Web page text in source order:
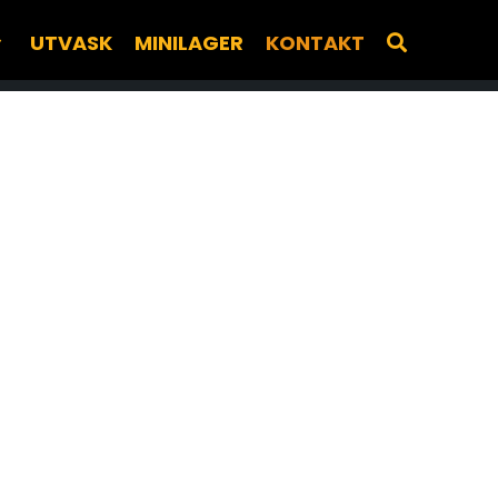
UTVASK MINILAGER KONTAKT